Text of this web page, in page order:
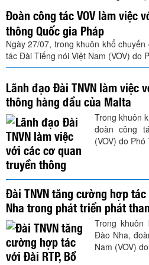
Vận hành bởi QI Corp
Đoàn công tác VOV làm việc
thông Quốc gia Pháp
Ngày 27/07, trong khuôn khổ
tác Đài Tiếng nói Việt Nam (VOV) do
Lãnh đạo Đài TNVN làm việc
thông hàng đầu của Malta
Trong khuôn
đoàn công
(VOV) do
Đài TNVN tăng cường hợp
Nha trong phát triển phát
Trong
Đào Nha,
Nam (VOV)